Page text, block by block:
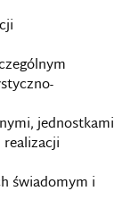
jednostkami
świadomym i